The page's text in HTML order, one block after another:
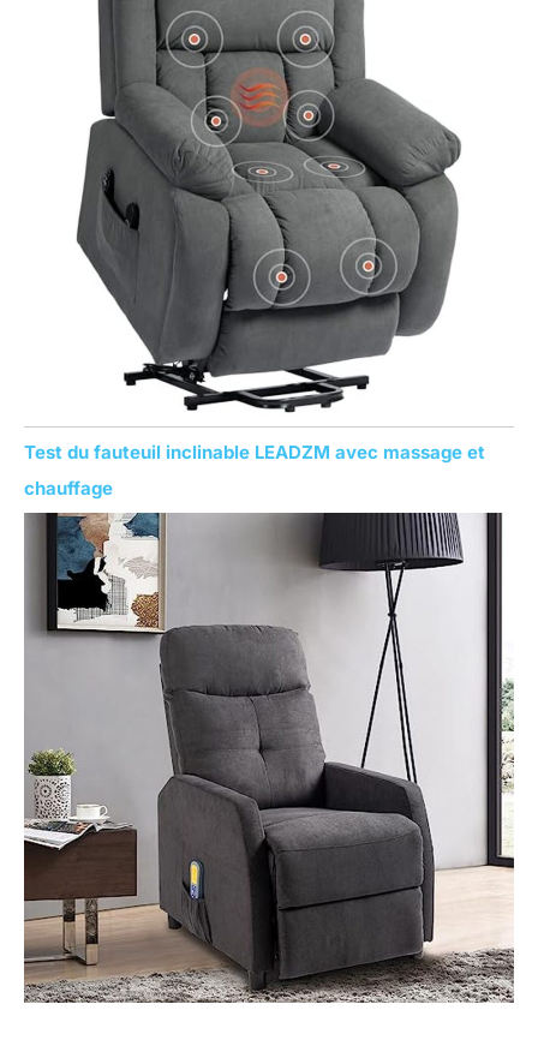
Test du fauteuil inclinable LEADZM avec massage et
chauffage